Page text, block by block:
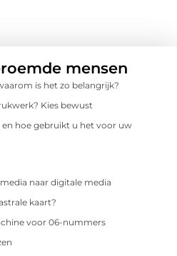
mensen
is het zo belangrijk?
Kies bewust
hoe gebruikt u het voor uw
naar digitale media
kaart?
voor 06-nummers